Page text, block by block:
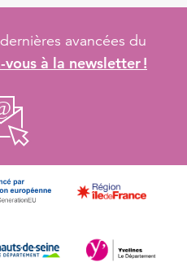
avancées du
vous à la newsletter !